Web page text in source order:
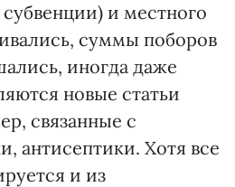
и местного
суммы поборов
иногда даже
новые статьи
связанные с
антисептики. Хотя все
и из